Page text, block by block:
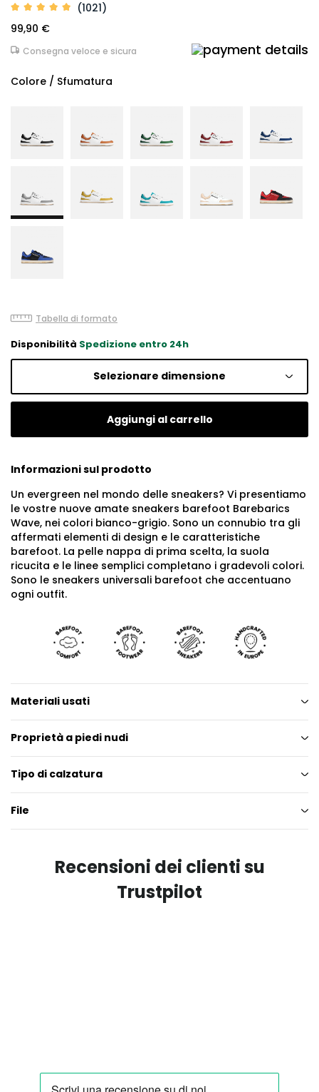
(1021)
99,90 €
Consegna veloce e sicura
Colore / Sfumatura
Tabella di formato
Disponibilità Spedizione entro 24h
Selezionare dimensione
Aggiungi al carrello
Informazioni sul prodotto
Un evergreen nel mondo delle sneakers? Vi presentiamo
le vostre nuove amate sneakers barefoot Barebarics
Wave, nei colori bianco-grigio. Sono un connubio tra gli
affermati elementi di design e le caratteristiche
barefoot. La pelle nappa di prima scelta, la suola
ricucita e le linee semplici completano i gradevoli colori.
Sono le sneakers universali barefoot che accentuano
ogni outfit.
Materiali usati
Proprietà a piedi nudi
Tipo di calzatura
File
Recensioni dei clienti su
Trustpilot